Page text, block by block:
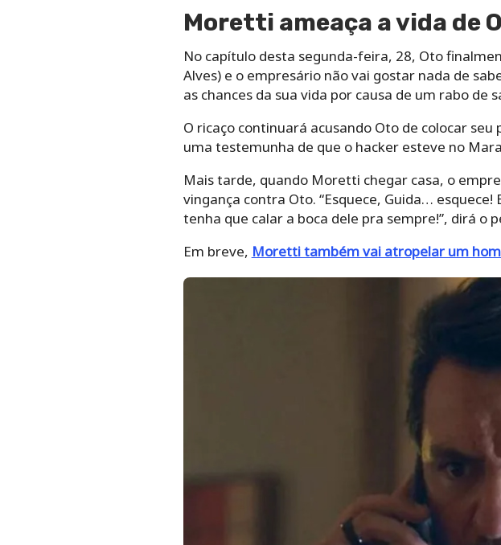
Moretti ameaça a vida de
No capítulo desta segunda-feira, 28, Oto
Alves) e o empresário não vai gostar nada de
as chances da sua vida por causa de um rabo
O ricaço continuará acusando Oto de colocar
uma testemunha de que o hacker esteve no
Mais tarde, quando Moretti chegar casa, o
vingança contra Oto. “Esquece, Guida…
tenha que calar a boca dele pra sempre!”, dirá o
Em breve, Moretti também vai atropelar um